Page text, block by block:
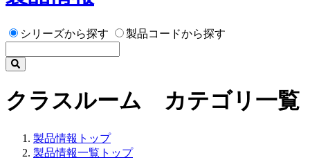
シリーズから探す 製品コードから探す
クラスルーム カテゴリ一覧
製品情報トップ
製品情報一覧トップ